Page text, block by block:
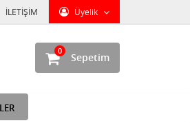
Üyelik
İLETİŞİM
Sepetim
0